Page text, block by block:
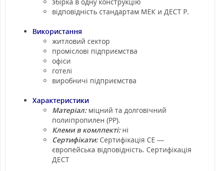
відповідність стандартам МЕК и ДЕСТ Р.
Використання
житловий сектор
проміслові підприємства
офіси
готелі
виробничі підприємства
Характеристики
Матеріал:міцний та долговічний
полиіпропилен (PP).
Клеми в комлпекті:ні
Сертифікати: Сертифікація СE —
європейська відповідність. Сертифікація
ДЕСТ